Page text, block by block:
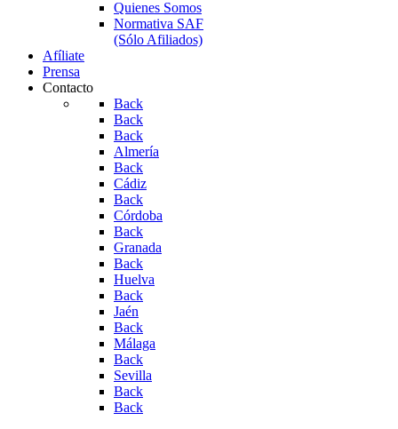
Quienes Somos
Normativa SAF
(Sólo Afiliados)
Afíliate
Prensa
Contacto
Back
Back
Back
Almería
Back
Cádiz
Back
Córdoba
Back
Granada
Back
Huelva
Back
Jaén
Back
Málaga
Back
Sevilla
Back
Back